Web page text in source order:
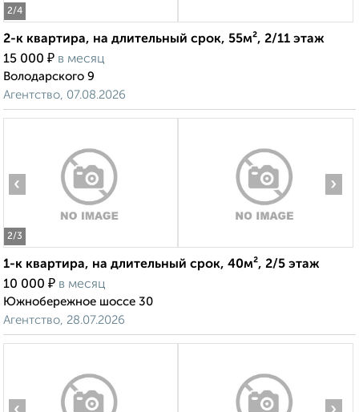
2/4
2-к квартира, на длительный срок, 55м², 2/11 этаж
15 000 ₽ в месяц
Володарского 9
Агентство, 07.08.2026
2/3
‹ ›
1-к квартира, на длительный срок, 40м², 2/5 этаж
10 000 ₽ в месяц
Южнобережное шоссе 30
Агентство, 28.07.2026